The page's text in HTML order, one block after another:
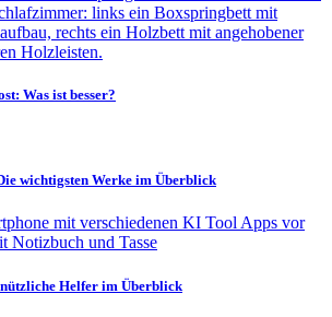
Was ist besser?
wichtigsten Werke im Überblick
Helfer im Überblick